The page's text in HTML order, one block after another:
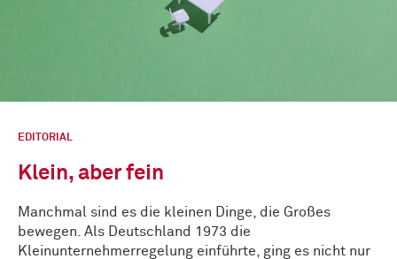
EDITORIAL
Klein, aber fein
Manchmal sind es die kleinen Dinge, die Großes
bewegen. Als Deutschland 1973 die
Kleinunternehmerregelung einführte, ging es nicht nur